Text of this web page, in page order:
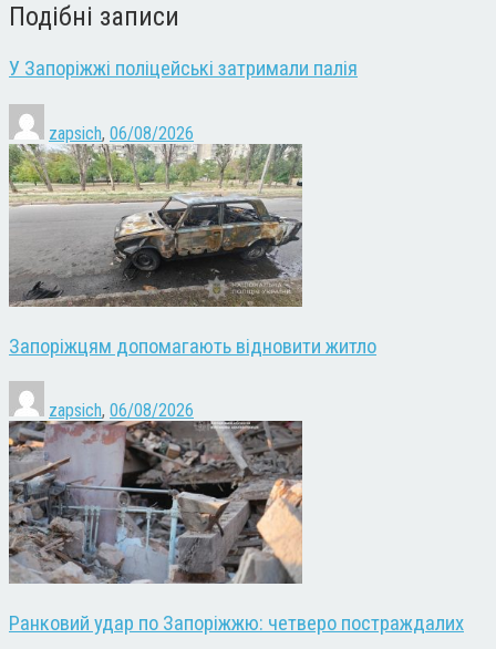
Подібні записи
У Запоріжжі поліцейські затримали палія
zapsich, 06/08/2026
Запоріжцям допомагають відновити житло
zapsich, 06/08/2026
Ранковий удар по Запоріжжю: четверо постраждалих